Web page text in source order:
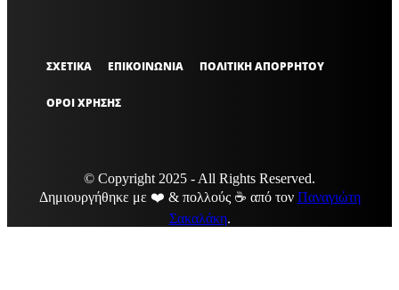
ΣΧΕΤΙΚΑ ΕΠΙΚΟΙΝΩΝΙΑ ΠΟΛΙΤΙΚΗ ΑΠΟΡΡΗΤΟΥ
ΟΡΟΙ ΧΡΗΣΗΣ
© Copyright 2025 - All Rights Reserved.
Δημιουργήθηκε με ❤️ & πολλούς ☕ από τον Παναγιώτη
Σακαλάκη.